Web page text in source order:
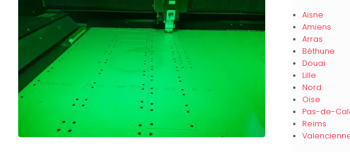
Aisne
Amiens
Arras
Béthune
Douai
Lille
Nord
Oise
Pas-de-
Reims